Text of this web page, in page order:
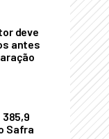
deve
antes
Safra